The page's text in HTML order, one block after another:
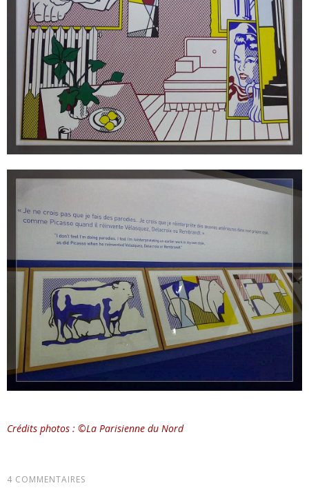
Crédits photos : ©La Parisienne du Nord
4 COMMENTAIRES